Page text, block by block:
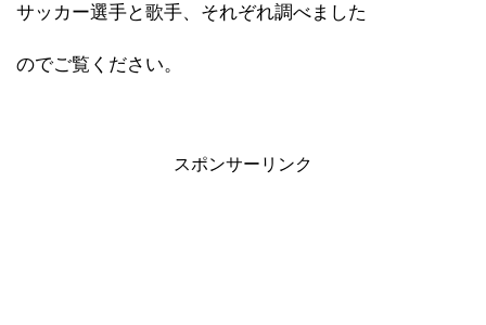
サッカー選手と歌手、それぞれ調べました
のでご覧ください。
スポンサーリンク